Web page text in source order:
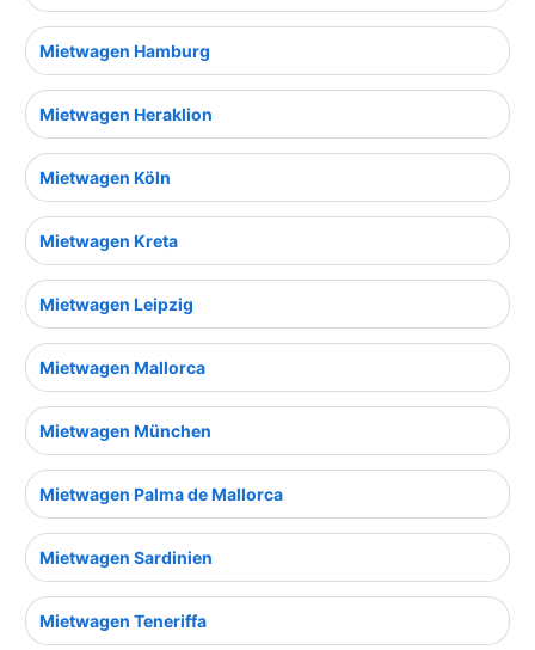
Mietwagen Hamburg
Mietwagen Heraklion
Mietwagen Köln
Mietwagen Kreta
Mietwagen Leipzig
Mietwagen Mallorca
Mietwagen München
Mietwagen Palma de Mallorca
Mietwagen Sardinien
Mietwagen Teneriffa